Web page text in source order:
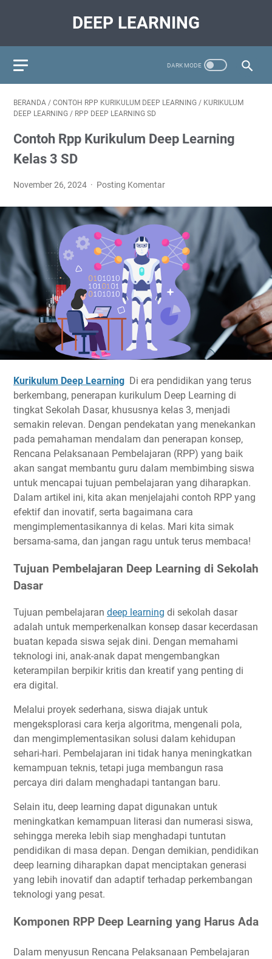
DEEP LEARNING
BERANDA / CONTOH RPP KURIKULUM DEEP LEARNING / KURIKULUM
DEEP LEARNING / RPP DEEP LEARNING SD
Contoh Rpp Kurikulum Deep Learning
Kelas 3 SD
November 26, 2024 Posting Komentar
Kurikulum Deep Learning Di era pendidikan yang terus
berkembang, penerapan kurikulum Deep Learning di
tingkat Sekolah Dasar, khususnya kelas 3, menjadi
semakin relevan. Dengan pendekatan yang menekankan
pada pemahaman mendalam dan penerapan konsep,
Rencana Pelaksanaan Pembelajaran (RPP) yang baik
akan sangat membantu guru dalam membimbing siswa
untuk mencapai tujuan pembelajaran yang diharapkan.
Dalam artikel ini, kita akan menjelajahi contoh RPP yang
efektif dan inovatif, serta bagaimana cara
mengimplementasikannya di kelas. Mari kita simak
bersama-sama, dan jangan ragu untuk terus membaca!
Tujuan Pembelajaran Deep Learning di Sekolah
Dasar
Tujuan pembelajaran deep learning di sekolah dasar
adalah untuk memperkenalkan konsep dasar kecerdasan
buatan kepada siswa sejak dini. Dengan memahami
teknologi ini, anak-anak dapat mengembangkan
keterampilan berpikir kritis dan kreatif yang penting di
era digital.
Melalui proyek sederhana, siswa diajak untuk
mengeksplorasi cara kerja algoritma, mengenali pola,
dan mengimplementasikan solusi dalam kehidupan
sehari-hari. Pembelajaran ini tidak hanya meningkatkan
kemampuan teknis, tetapi juga membangun rasa
percaya diri dalam menghadapi tantangan baru.
Selain itu, deep learning dapat digunakan untuk
meningkatkan kemampuan literasi dan numerasi siswa,
sehingga mereka lebih siap menghadapi tuntutan
pendidikan di masa depan. Dengan demikian, pendidikan
deep learning diharapkan dapat menciptakan generasi
yang lebih inovatif dan adaptif terhadap perkembangan
teknologi yang pesat.
Komponen RPP Deep Learning yang Harus Ada
Dalam menyusun Rencana Pelaksanaan Pembelajaran